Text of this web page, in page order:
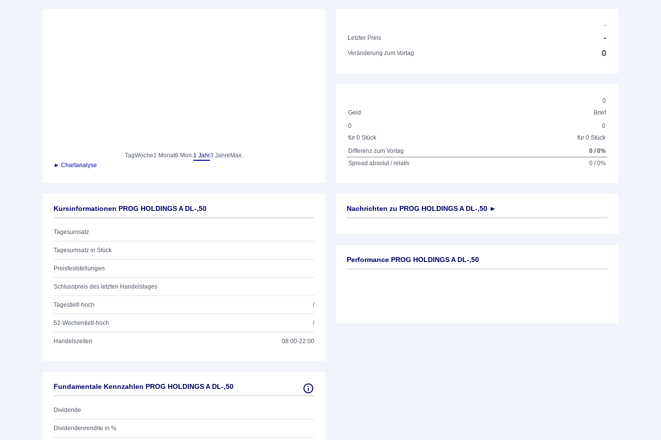
TagWoche1 Monat6 Mon.1 Jahr3 Jahre Max.
► Chartanalyse
-
Letzter Preis
-
Veränderung zum Vortag 0
0
Geld
Brief
0
für 0 Stück
0
für 0 Stück
Differenz zum Vortag
0 / 0%
Spread absolut / relativ
0 / 0%
Kursinformationen PROG HOLDINGS A DL-,50
Tagesumsatz
Tagesumsatz in Stück
Preisfeststellungen
Schlusspreis des letzten Handelstages
Tagestief/-hoch /
52-Wochentief/-hoch /
Handelszeiten 08:00-22:00
Fundamentale Kennzahlen PROG HOLDINGS A DL-,50
Dividende
Dividendenrendite in %
Nachrichten zu PROG HOLDINGS A DL-,50 ►
Performance PROG HOLDINGS A DL-,50